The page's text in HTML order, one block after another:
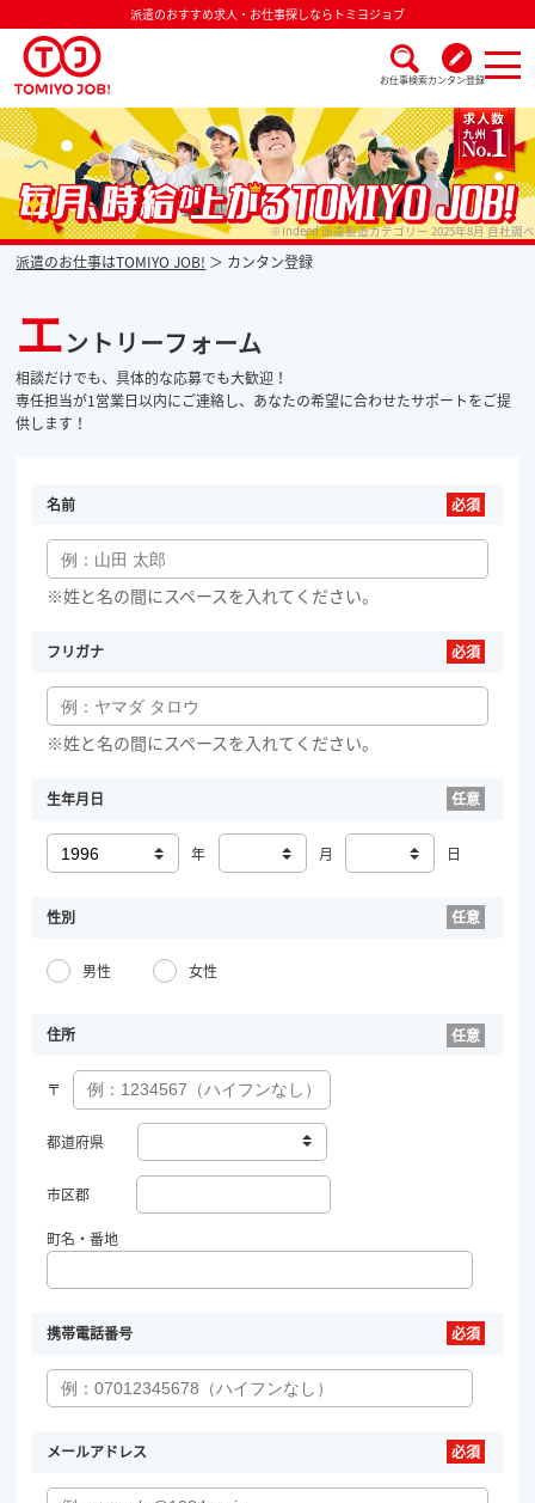
派遣のおすすめ求人・お仕事探しならトミヨジョブ
お仕事検索カンタン登録
派遣なら毎月時給が上がるトミヨジョブ ※Indeed 派遣製造カテゴリー 2025年8月 自社調べ
派遣のお仕事はTOMIYO JOB! カンタン登録
エントリーフォーム
相談だけでも、具体的な応募でも大歓迎！
専任担当が1営業日以内にご連絡し、あなたの希望に合わせたサポートをご提
供します！
名前
※姓と名の間にスペースを入れてください。
フリガナ
※姓と名の間にスペースを入れてください。
生年月日
年 月 日
性別
男性 女性
住所
〒
都道府県
市区郡
町名・番地
携帯電話番号
メールアドレス